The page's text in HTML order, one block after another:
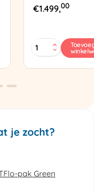
€1.499,00
Zapak
ZP97
aantal
je zocht?
Flo-pak Green